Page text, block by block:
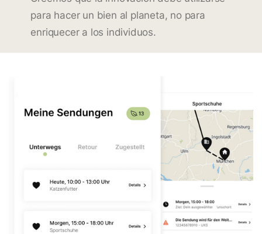
para hacer un bien al planeta, no para
enriquecer a los individuos.